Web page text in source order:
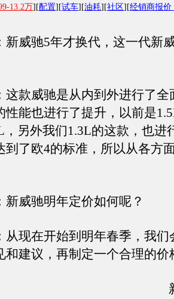
13.2万][配置][试车][油耗][社区][经销商报价
威驰5年才换代，这一代新
款威驰是从内到外进行了全
性能也进行了提升，以前是
，另外我们1.3L的这款，也进
到了欧4的标准，所以从各方
威驰明年定价如何呢？
现在开始到明年春季，我们
和建议，再制定一个合理的价
新